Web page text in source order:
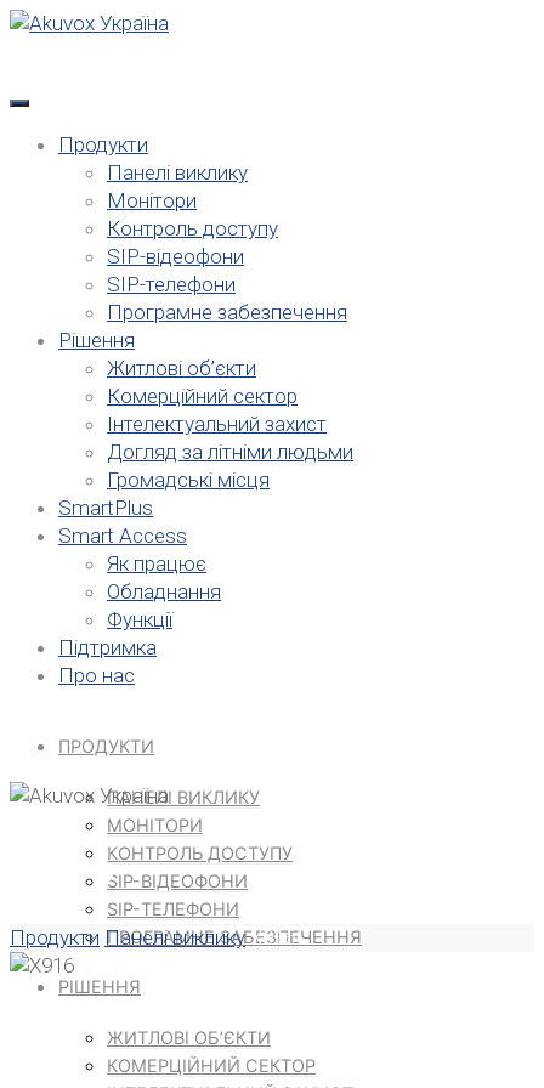
Skip
Продукти
Панелі виклику
Монітори
Контроль доступу
SIP-відеофони
SIP-телефони
Програмне забезпечення
Рішення
Житлові об’єкти
Комерційний сектор
Інтелектуальний захист
Догляд за літніми людьми
Громадські місця
SmartPlus
Smart Access
Як працює
Обладнання
Функції
Підтримка
Про нас
ПРОДУКТИ
ПАНЕЛІ ВИКЛИКУ
МОНІТОРИ
КОНТРОЛЬ ДОСТУПУ
SIP-ВІДЕОФОНИ
SIP-ТЕЛЕФОНИ
ПРОГРАМНЕ ЗАБЕЗПЕЧЕННЯ
РІШЕННЯ
ЖИТЛОВІ ОБ’ЄКТИ
КОМЕРЦІЙНИЙ СЕКТОР
X916
Home
Продукти Панелі виклику X916